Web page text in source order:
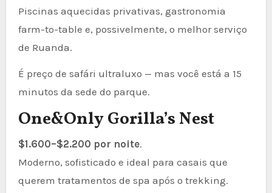
Piscinas aquecidas privativas, gastronomia
farm-to-table e, possivelmente, o melhor serviço
de Ruanda.
É preço de safári ultraluxo — mas você está a 15
minutos da sede do parque.
One&Only Gorilla’s Nest
$1.600–$2.200 por noite.
Moderno, sofisticado e ideal para casais que
querem tratamentos de spa após o trekking.